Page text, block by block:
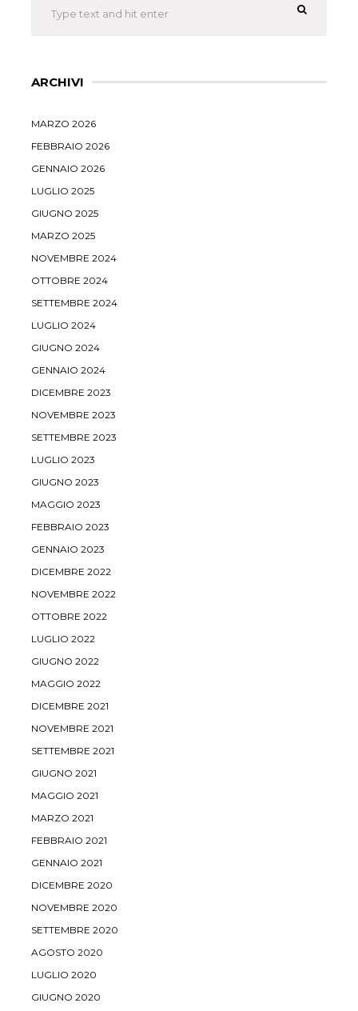
ARCHIVI
MARZO 2026
FEBBRAIO 2026
GENNAIO 2026
LUGLIO 2025
GIUGNO 2025
MARZO 2025
NOVEMBRE 2024
OTTOBRE 2024
SETTEMBRE 2024
LUGLIO 2024
GIUGNO 2024
GENNAIO 2024
DICEMBRE 2023
NOVEMBRE 2023
SETTEMBRE 2023
LUGLIO 2023
GIUGNO 2023
MAGGIO 2023
FEBBRAIO 2023
GENNAIO 2023
DICEMBRE 2022
NOVEMBRE 2022
OTTOBRE 2022
LUGLIO 2022
GIUGNO 2022
MAGGIO 2022
DICEMBRE 2021
NOVEMBRE 2021
SETTEMBRE 2021
GIUGNO 2021
MAGGIO 2021
MARZO 2021
FEBBRAIO 2021
GENNAIO 2021
DICEMBRE 2020
NOVEMBRE 2020
SETTEMBRE 2020
AGOSTO 2020
LUGLIO 2020
GIUGNO 2020